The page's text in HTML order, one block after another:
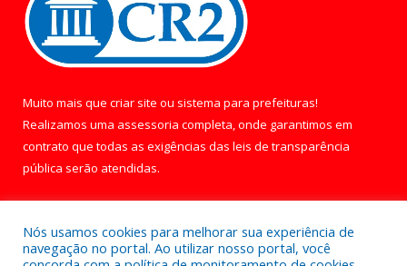
Muito mais que criar site ou sistema para prefeituras!
Realizamos uma assessoria completa, onde garantimos em
contrato que todas as exigências das leis de transparência
pública serão atendidas.
Nós usamos cookies para melhorar sua experiência de
navegação no portal. Ao utilizar nosso portal, você